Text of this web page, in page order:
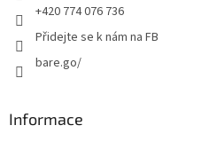
+420 774 076 736
Přidejte se k nám na FB
bare.go/
Informace